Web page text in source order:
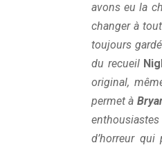
avons eu la
changer à
toujours
du recueil
original,
permet à
d’horreur